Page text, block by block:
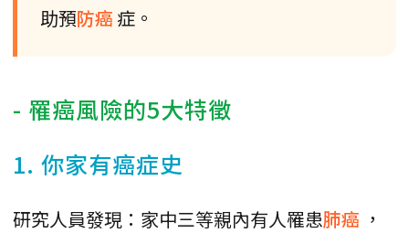
助預防癌 症。
- 罹癌風險的5大特徵
1. 你家有癌症史
研究人員發現：家中三等親內有人罹患肺癌 ，